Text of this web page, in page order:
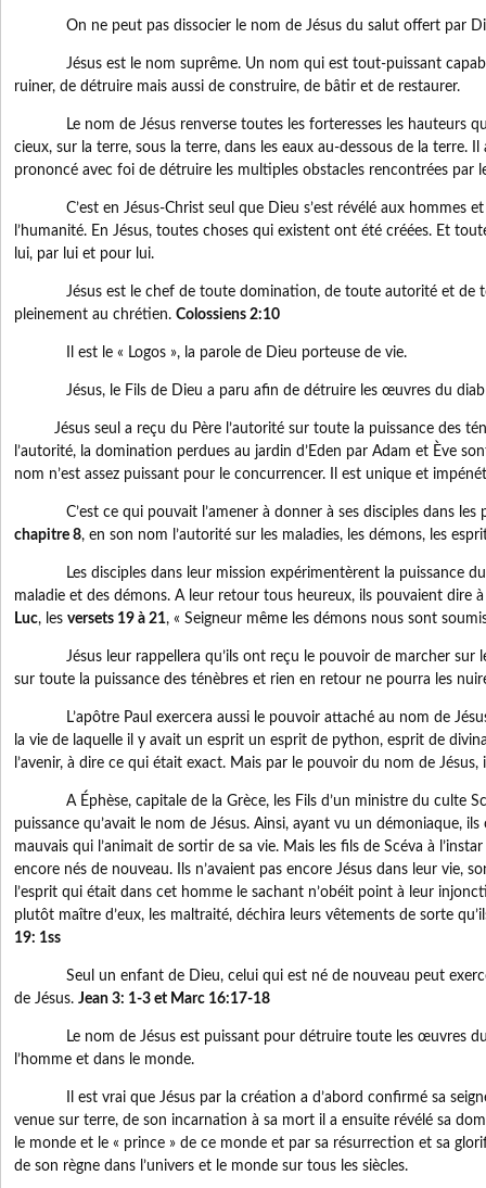
On ne peut pas dissocier le nom de Jésus du salut offert par
Jésus est le nom suprême. Un nom qui est tout-puissant capable
ruiner, de détruire mais aussi de construire, de bâtir et de restaurer.
Le nom de Jésus renverse toutes les forteresses les hauteurs
cieux, sur la terre, sous la terre, dans les eaux au-dessous de la terre. Il
prononcé avec foi de détruire les multiples obstacles rencontrées par
C’est en Jésus-Christ seul que Dieu s’est révélé aux hommes et
l’humanité. En Jésus, toutes choses qui existent ont été créées. Et
lui, par lui et pour lui.
Jésus est le chef de toute domination, de toute autorité et de
pleinement au chrétien. Colossiens 2:10
Il est le « Logos », la parole de Dieu porteuse de vie.
Jésus, le Fils de Dieu a paru afin de détruire les œuvres du
Jésus seul a reçu du Père l’autorité sur toute la puissance des
l’autorité, la domination perdues au jardin d’Eden par Adam et Ève
nom n’est assez puissant pour le concurrencer. Il est unique et
C’est ce qui pouvait l’amener à donner à ses disciples dans les
chapitre 8, en son nom l’autorité sur les maladies, les démons, les
Les disciples dans leur mission expérimentèrent la puissance du
maladie et des démons. A leur retour tous heureux, ils pouvaient dire
Luc, les versets 19 à 21, « Seigneur même les démons nous sont
Jésus leur rappellera qu’ils ont reçu le pouvoir de marcher sur
sur toute la puissance des ténèbres et rien en retour ne pourra les
L’apôtre Paul exercera aussi le pouvoir attaché au nom de Jésus
la vie de laquelle il y avait un esprit un esprit de python, esprit de
l’avenir, à dire ce qui était exact. Mais par le pouvoir du nom de
A Éphèse, capitale de la Grèce, les Fils d’un ministre du culte
puissance qu’avait le nom de Jésus. Ainsi, ayant vu un démoniaque,
mauvais qui l’animait de sortir de sa vie. Mais les fils de Scéva à
encore nés de nouveau. Ils n’avaient pas encore Jésus dans leur vie,
l’esprit qui était dans cet homme le sachant n’obéit point à leur
plutôt maître d’eux, les maltraité, déchira leurs vêtements de sorte
19: 1ss
Seul un enfant de Dieu, celui qui est né de nouveau peut
de Jésus. Jean 3: 1-3 et Marc 16:17-18
Le nom de Jésus est puissant pour détruire toute les œuvres du
l’homme et dans le monde.
Il est vrai que Jésus par la création a d’abord confirmé sa
venue sur terre, de son incarnation à sa mort il a ensuite révélé sa
le monde et le « prince » de ce monde et par sa résurrection et sa
de son règne dans l’univers et le monde sur tous les siècles.